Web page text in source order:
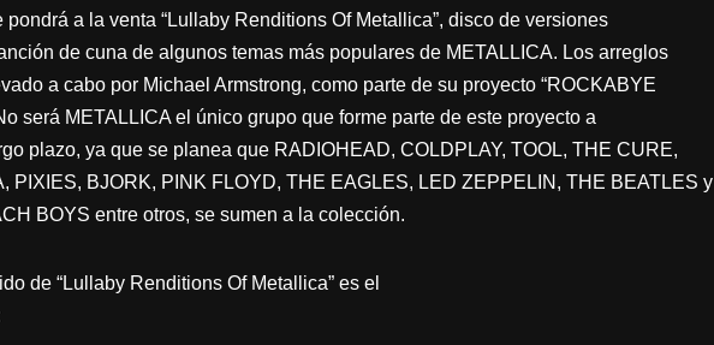
pondrá a la venta “Lullaby Renditions Of Metallica”, disco de versiones
de cuna de algunos temas más populares de METALLICA. Los arreglos
a cabo por Michael Armstrong, como parte de su proyecto “ROCKABYE
será METALLICA el único grupo que forme parte de este proyecto a
plazo, ya que se planea que RADIOHEAD, COLDPLAY, TOOL, THE CURE,
PIXIES, BJORK, PINK FLOYD, THE EAGLES, LED ZEPPELIN, THE BEATLES y
BOYS entre otros, se sumen a la colección.
de “Lullaby Renditions Of Metallica” es el